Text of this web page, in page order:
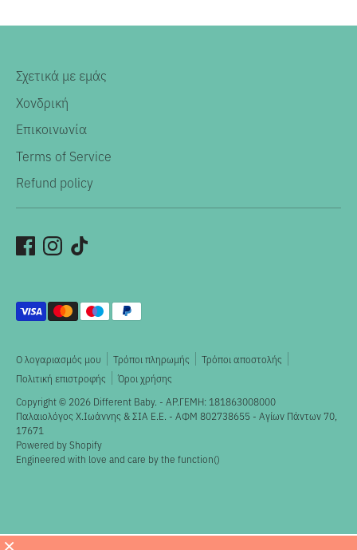
Σχετικά με εμάς
Χονδρική
Επικοινωνία
Terms of Service
Refund policy
Ο λογαριασμός μου Τρόποι πληρωμής
Τρόποι αποστολής
Πολιτική επιστροφής
Όροι χρήσης
Copyright © 2026 Different Baby. - ΑΡ.ΓΕΜΗ: 181863008000
Παλαιολόγος X.Ιωάννης & ΣΙΑ Ε.Ε. - ΑΦΜ 802738655 - Αγίων Πάντων 70,
17671
Powered by Shopify
Engineered with love and care by the function()
Αποδεκτοί
τρόποι